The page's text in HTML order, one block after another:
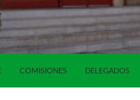
COMISIONES DELEGADOS